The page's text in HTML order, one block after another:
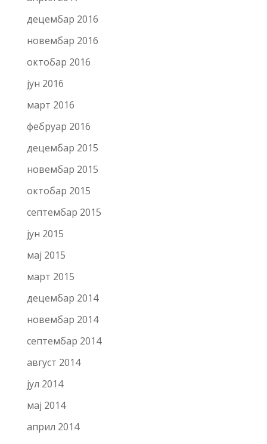
децембар 2016
новембар 2016
октобар 2016
јун 2016
март 2016
фебруар 2016
децембар 2015
новембар 2015
октобар 2015
септембар 2015
јун 2015
мај 2015
март 2015
децембар 2014
новембар 2014
септембар 2014
август 2014
јул 2014
мај 2014
април 2014